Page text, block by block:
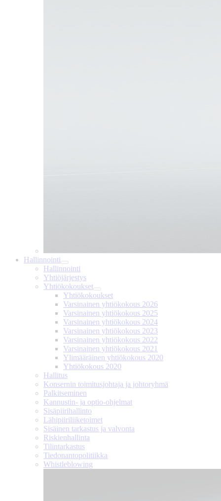
Hallinnointi
Hallinnointi
Yhtiöjärjestys
Yhtiökokoukset
Yhtiökokoukset
Varsinainen yhtiökokous 2026
Varsinainen yhtiökokous 2025
Varsinainen yhtiökokous 2024
Varsinainen yhtiökokous 2023
Varsinainen yhtiökokous 2022
Varsinainen yhtiökokous 2021
Ylimääräinen yhtiökokous 2020
Yhtiökokous 2020
Hallitus
Konsernin toimitusjohtaja ja johtoryhmä
Palkitseminen
Kannustin- ja optio-ohjelmat
Sisäpiirihallinto
Lähipiiri­liiketoimet
Sisäinen tarkastus ja valvonta
Riskienhallinta
Tilintarkastus
Tiedonanto­politiikka
Whistleblowing